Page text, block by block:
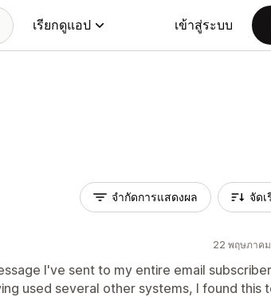
เรียกดูแอป เข้าสู่ระบบ
จำกัดการแสดงผล จัดเ
22 พฤษภาค
I've sent to my entire email
used several other systems, I found this